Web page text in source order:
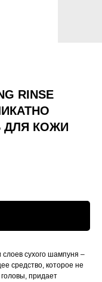
RINSE
КОЖИ
сухого шампуня –
которое не
придает